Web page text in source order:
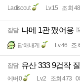
Ladiscout Lv.15 조회
잡담 나메 1관 깼어용
답해내게 Lv.46 조
잡담 유산 333 9겁작
에버0 Lv.2 조회 473